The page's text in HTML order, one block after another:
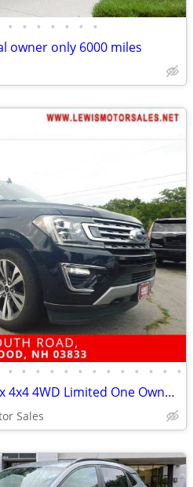
• • • • • • •
owner only 6000 miles
• • • • • • • • • • • • •
2020 Ford Expedition Max 4x4 4WD Limited One Owner Fully Loaded SUV
Sales